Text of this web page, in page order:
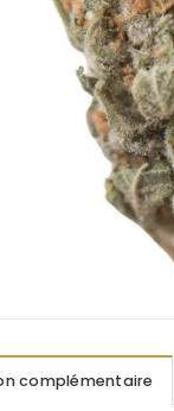
complémentaire